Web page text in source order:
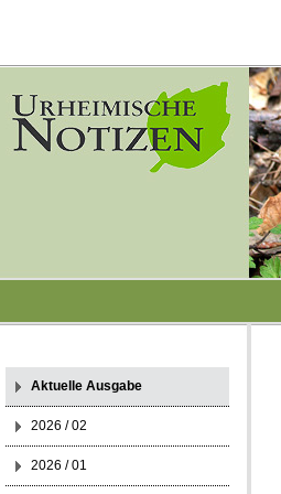
Aktuelle Ausgabe
2026 / 02
2026 / 01